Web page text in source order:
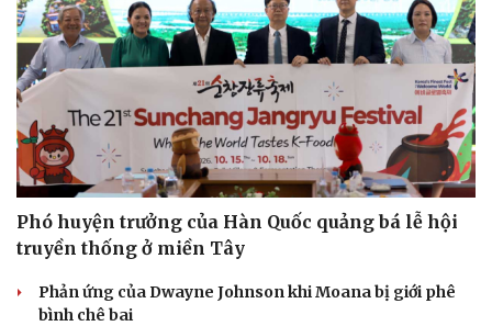
Phó huyện trưởng của Hàn Quốc quảng bá lễ hội
truyền thống ở miền Tây
Phản ứng của Dwayne Johnson khi Moana bị giới phê
bình chê bai